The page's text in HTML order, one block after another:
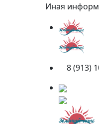
Иная
8 (913)